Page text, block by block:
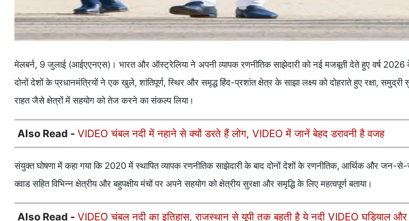
मेलबर्न, 9 जुलाई (आईएएनएस)। भारत और ऑस्ट्रेलिया ने अपनी व्यापक रणनीतिक साझेदारी को नई मजबूती देते हुए वर्ष 2026 के
दोनों देशों के प्रधानमंत्रियों ने एक खुले, शांतिपूर्ण, स्थिर और समृद्ध हिंद-प्रशांत क्षेत्र के साझा लक्ष्य को दोहराते हुए रक्षा,
राहत जैसे क्षेत्रों में सहयोग को तेज करने का संकल्प लिया।
Also Read - VIDEO चंबल नदी में नहाने से क्यों डरते हैं लोग, VIDEO में जानें बेहद डरावनी है वजह
संयुक्त घोषणा में कहा गया कि 2020 में स्थापित व्यापक रणनीतिक साझेदारी के बाद दोनों देशों के रणनीतिक, आर्थिक और
क्वाड सहित विभिन्न क्षेत्रीय और बहुपक्षीय मंचों पर अपने सहयोग को क्षेत्रीय सुरक्षा और समृद्धि के लिए महत्वपूर्ण बताया।
Also Read - VIDEO चंबल नदी का इतिहास, राजस्थान से यूपी तक बहती है ये नदी VIDEO घड़ियाल और